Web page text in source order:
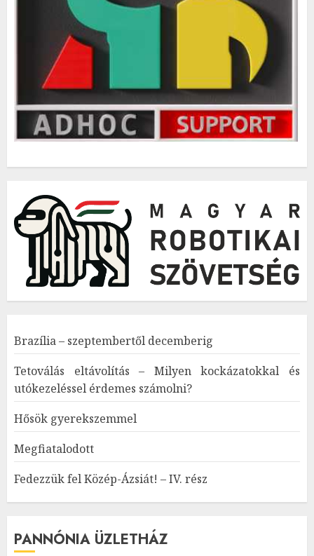
Brazília – szeptembertől decemberig
Tetoválás eltávolítás – Milyen kockázatokkal és
utókezeléssel érdemes számolni?
Hősök gyerekszemmel
Megfiatalodott
Fedezzük fel Közép-Ázsiát! – IV. rész
PANNÓNIA ÜZLETHÁZ